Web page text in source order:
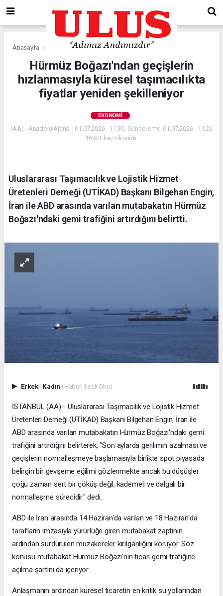
Anasayfa Ekonomi
Hürmüz Boğazı'ndan geçişlerin
hızlanmasıyla küresel taşımacılıkta
fiyatlar yeniden şekilleniyor
EKONOMI
(AA) - Anadolu Ajansı | 01.07.2026 - 11:30, Güncelleme: 01.07.2026 - 11:26
1692+ kez okundu.
Uluslararası Taşımacılık ve Lojistik Hizmet
Üretenleri Derneği (UTİKAD) Başkanı Bilgehan Engin,
İran ile ABD arasında varılan mutabakatın Hürmüz
Boğazı'ndaki gemi trafiğini artırdığını belirtti.
Erkek| Kadın (Haberi Sesli Oku)
İSTANBUL (AA) - Uluslararası Taşımacılık ve Lojistik Hizmet
Üretenleri Derneği (UTİKAD) Başkanı Bilgehan Engin, İran ile
ABD arasında varılan mutabakatın Hürmüz Boğazı'ndaki gemi
trafiğini artırdığını belirterek, "Son aylarda gerilimin azalması ve
geçişlerin normalleşmeye başlamasıyla birlikte spot piyasada
belirgin bir gevşeme eğilimi gözlenmekte ancak bu düşüşler
çoğu zaman sert bir çöküş değil, kademeli ve dalgalı bir
normalleşme sürecidir." dedi.
ABD ile İran arasında 14 Haziran'da varılan ve 18 Haziran'da
tarafların imzasıyla yürürlüğe giren mutabakat zaptının
ardından sürdürülen müzakereler kırılganlığını koruyor. Söz
konusu mutabakat Hürmüz Boğazı'nın ticari gemi trafiğine
açılma şartını da içeriyor.
Anlaşmanın ardından küresel ticaretin en kritik su yollarından